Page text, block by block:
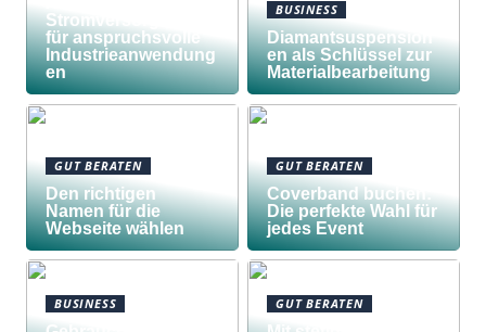
Stromversorgungen
für anspruchsvolle
Industrieanwendung
en
BUSINESS
Diamantsuspension
en als Schlüssel zur
Materialbearbeitung
GUT BERATEN
Den richtigen
Namen für die
Webseite wählen
GUT BERATEN
Coverband buchen:
Die perfekte Wahl für
jedes Event
BUSINESS GUT BERATEN